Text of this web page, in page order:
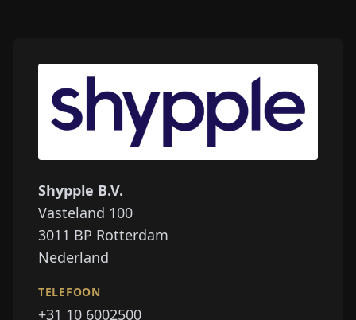
Shypple B.V.
Vasteland 100
3011 BP Rotterdam
Nederland
TELEFOON
+31 10 6002500